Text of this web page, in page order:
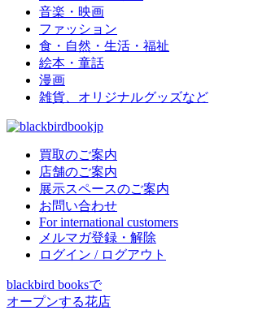
音楽・映画
ファッション
食・自然・生活・福祉
絵本・童話
漫画
雑貨、オリジナルグッズなど
買取のご案内
店舗のご案内
展示スペースのご案内
お問い合わせ
For international customers
メルマガ登録・解除
ログイン / ログアウト
blackbird booksで
オープンする花店